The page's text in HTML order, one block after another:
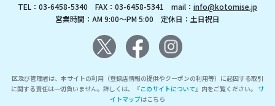
TEL：03-6458-5340 FAX：03-6458-5341 mail： info@kotomise.jp
営業時間：AM 9:00～PM 5:00 定休日：土日祝日
区及び管理者は、本サイトの利用（登録店情報の提供やクーポンの利用等）に起因する取引
に関する責任は一切負いません。詳しくは、『このサイトについて』内をご覧ください。 サ
イトマップはこちら